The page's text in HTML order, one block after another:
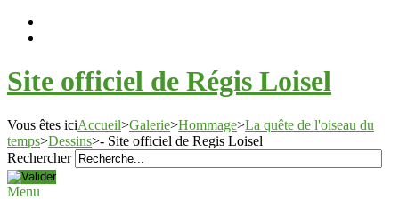
Site officiel de Régis Loisel
Vous êtes iciAccueil>Galerie>Hommage>La quête de l'oiseau du
temps>Dessins>- Site officiel de Regis Loisel
Rechercher
Menu